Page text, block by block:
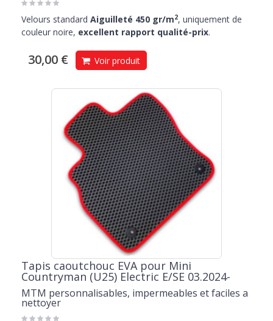
Velours standard Aiguilleté 450 gr/m2, uniquement de
couleur noire, excellent rapport qualité-prix.
30,00 € Voir produit
Tapis caoutchouc EVA pour Mini
Countryman (U25) Electric E/SE 03.2024-
MTM personnalisables, impermeables et faciles a
nettoyer